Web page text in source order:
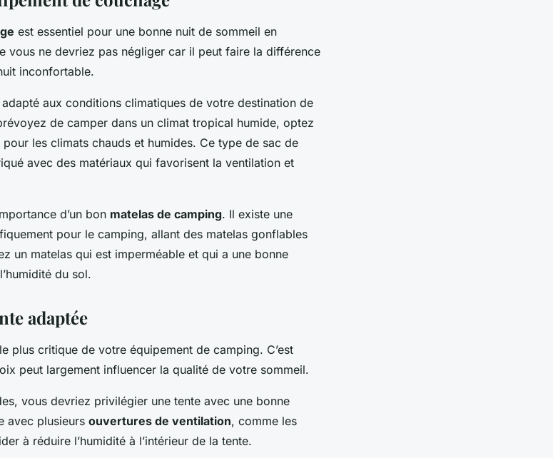
est essentiel pour une bonne nuit de sommeil en
vous ne devriez pas négliger car il peut faire la différence
inconfortable.
adapté aux conditions climatiques de votre destination de
de camper dans un climat tropical humide, optez
les climats chauds et humides. Ce type de sac de
avec des matériaux qui favorisent la ventilation et
d’un bon matelas de camping. Il existe une
pour le camping, allant des matelas gonflables
un matelas qui est imperméable et qui a une bonne
du sol.
adaptée
plus critique de votre équipement de camping. C’est
peut largement influencer la qualité de votre sommeil.
vous devriez privilégier une tente avec une bonne
avec plusieurs ouvertures de ventilation, comme les
à réduire l’humidité à l’intérieur de la tente.